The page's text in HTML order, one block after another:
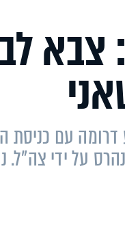
דרומה עם
על ידי